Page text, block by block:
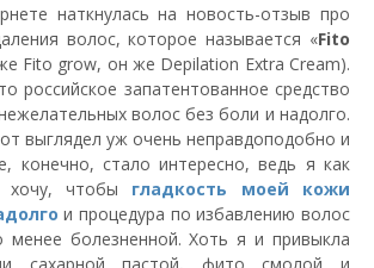
наткнулась на новость-отзыв про
волос, которое называется «Fito
Fito grow, он же Depilation Extra Cream).
российское запатентованное средство
волос без боли и надолго.
выглядел уж очень неправдоподобно и
конечно, стало интересно, ведь я как
хочу, чтобы гладкость моей кожи
и процедура по избавлению волос
болезненной. Хоть я и привыкла